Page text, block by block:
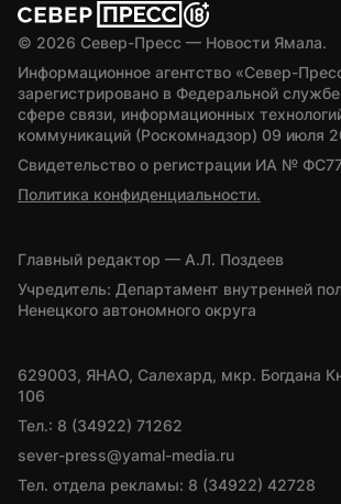
© 2026 Север-Пресс — Новости Ямала.
Информационное агентство «Север-
зарегистрировано в Федеральной
сфере связи, информационных
коммуникаций (Роскомнадзор) 09 июля
Свидетельство о регистрации ИА №
Политика конфиденциальности.
Главный редактор — А.Л. Поздеев
Учредитель: Департамент внутренней
Ненецкого автономного округа
629003, ЯНАО, Салехард, мкр. Богдана
106
Тел.: 8 (34922) 71262
sever-press@yamal-media.ru
Тел. отдела рекламы: 8 (34922) 42728